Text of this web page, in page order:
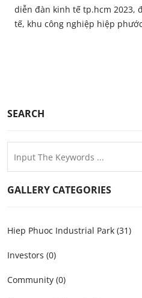
SEARCH
GALLERY CATEGORIES
Hiep Phuoc Industrial Park (31)
Investors (0)
Community (0)
diễn đàn kinh tế tp.hcm 2023,
tế, khu công nghiệp hiệp